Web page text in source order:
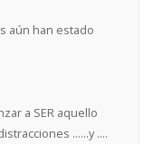
aún han estado
a SER aquello
......y ....